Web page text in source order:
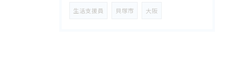
生活支援員 貝塚市 大阪